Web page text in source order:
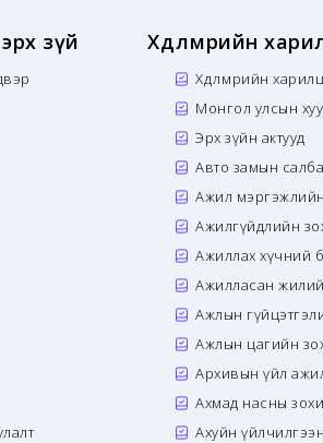
зүй Хөдөлмөрийн
Хөдөлмөрийн
Монгол улсын
Эрх зүйн актууд
Авто замын
Ажил
Ажилгүйдлийн
Ажиллах хүчний
Ажилласан
Ажлын
Ажлын цагийн
Архивын үйл
Ахмад насны
Ахуйн